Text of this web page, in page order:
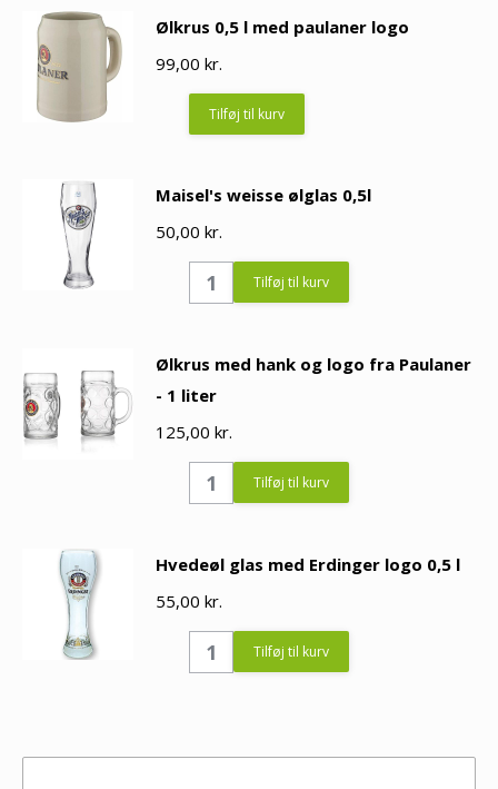
hank
0,5
l
quantity
Ølkrus 0,5 l med paulaner logo
99,00 kr.
Tilføj til kurv
Maisel's weisse ølglas 0,5l
50,00 kr.
Maisel's
weisse
0,5l
quantity
Tilføj til kurv
Ølkrus med hank og logo fra Paulaner
- 1 liter
125,00 kr.
Ølkrus
med
og
logo
fra
Paulaner
liter
Tilføj til kurv
Hvedeøl glas med Erdinger logo 0,5 l
55,00 kr.
Hvedeøl
glas
Tilføj til kurv